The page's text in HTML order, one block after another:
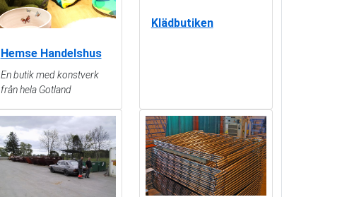
Hemse Handelshus
En butik med konstverk
från hela Gotland
Klädbutiken